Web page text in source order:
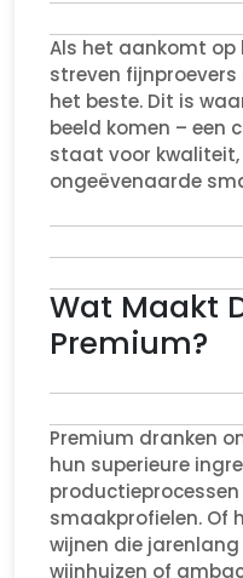
Als het aankomt op
streven
het beste. Dit is
beeld komen – een
staat voor
ongeëvenaarde
Wat Maakt
Premium?
Premium dranken
hun superieure
smaakprofielen. Of
wijnen die
wijnhuizen of